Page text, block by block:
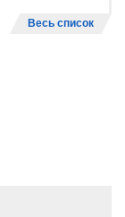
Весь список